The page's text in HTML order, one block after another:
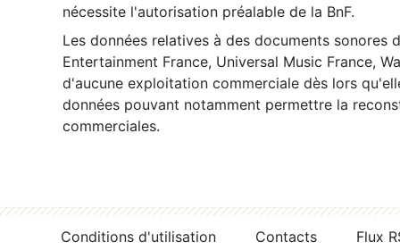
nécessite l'autorisation préalable de la BnF.
Les données relatives à des documents sonores
Entertainment France, Universal Music France,
d'aucune exploitation commerciale dès lors
données pouvant notamment permettre la
commerciales.
Conditions d'utilisation Contacts
Flux